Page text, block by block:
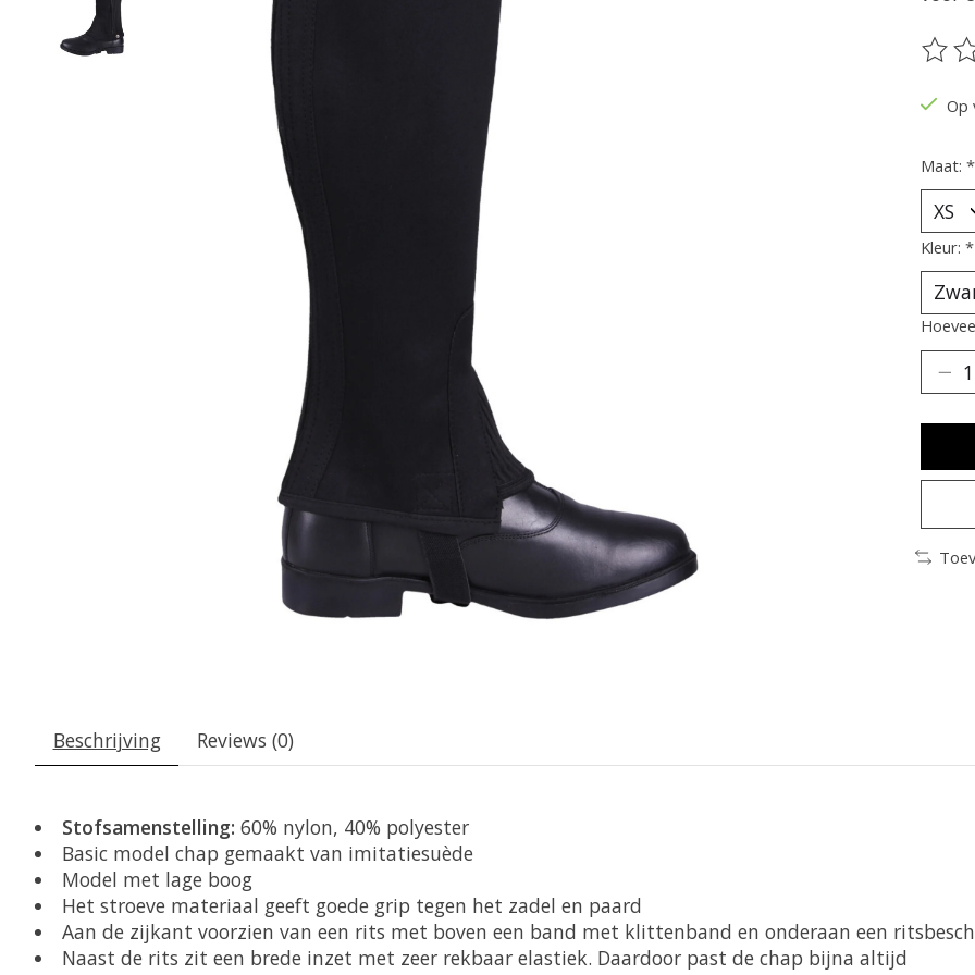
De
Op
Maat: *
Kleur: *
Beschrijving Reviews (0)
Stofsamenstelling: 60% nylon, 40% polyester
Basic model chap gemaakt van imitatiesuède
Model met lage boog
Het stroeve materiaal geeft goede grip tegen het zadel en paard
Aan de zijkant voorzien van een rits met boven een band met klittenband en onderaan een
Naast de rits zit een brede inzet met zeer rekbaar elastiek. Daardoor past de chap bijna altijd